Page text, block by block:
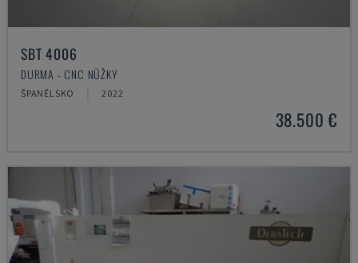
SBT 4006
DURMA - CNC NŮŽKY
ŠPANĚLSKO 2022
38.500 €